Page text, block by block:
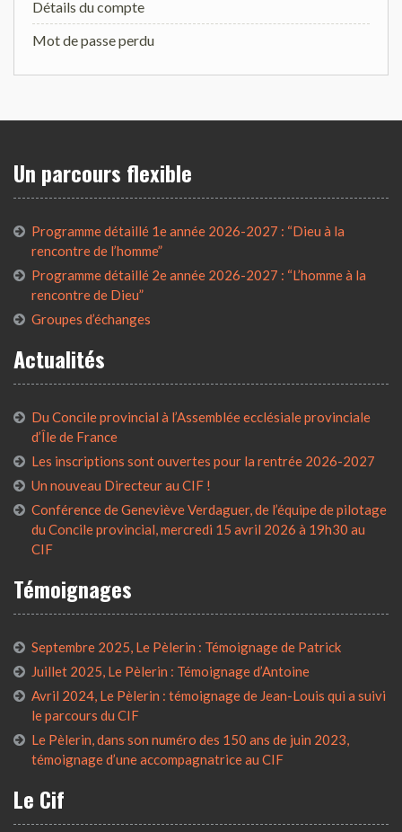
Détails du compte
Mot de passe perdu
Un parcours flexible
Programme détaillé 1e année 2026-2027 : “Dieu à la
rencontre de l’homme”
Programme détaillé 2e année 2026-2027 : “L’homme à la
rencontre de Dieu”
Groupes d’échanges
Actualités
Du Concile provincial à l’Assemblée ecclésiale provinciale
d’Île de France
Les inscriptions sont ouvertes pour la rentrée 2026-2027
Un nouveau Directeur au CIF !
Conférence de Geneviève Verdaguer, de l’équipe de pilotage
du Concile provincial, mercredi 15 avril 2026 à 19h30 au
CIF
Témoignages
Septembre 2025, Le Pèlerin : Témoignage de Patrick
Juillet 2025, Le Pèlerin : Témoignage d’Antoine
Avril 2024, Le Pèlerin : témoignage de Jean-Louis qui a suivi
le parcours du CIF
Le Pèlerin, dans son numéro des 150 ans de juin 2023,
témoignage d’une accompagnatrice au CIF
Le Cif